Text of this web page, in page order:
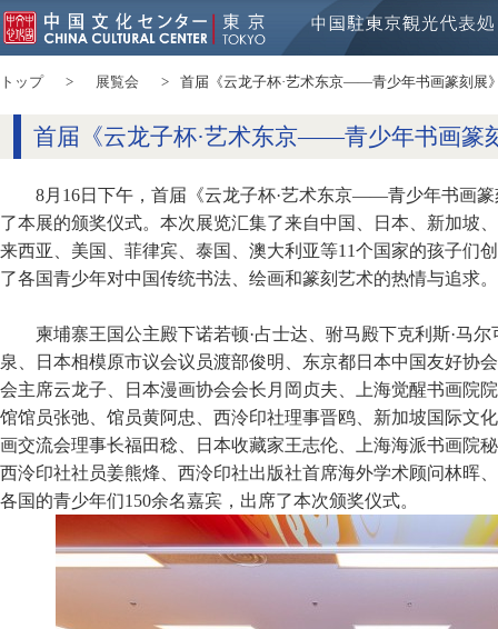
トップ 展覧会 首届《云龙子杯·艺术东京——青少年书画篆刻展
首届《云龙子杯·艺术东京——青少年书画篆
8月16日下午，首届《云龙子杯·艺术东京——青少年书画
了本展的颁奖仪式。本次展览汇集了来自中国、日本、新加坡
来西亚、美国、菲律宾、泰国、澳大利亚等11个国家的孩子们
了各国青少年对中国传统书法、绘画和篆刻艺术的热情与追求。
柬埔寨王国公主殿下诺若顿·占士达、驸马殿下克利斯·马
泉、日本相模原市议会议员渡部俊明、东京都日本中国友好协
会主席云龙子、日本漫画协会会长月岡贞夫、上海觉醒书画院
馆馆员张弛、馆员黄阿忠、西泠印社理事晋鸥、新加坡国际文
画交流会理事长福田稔、日本收藏家王志伦、上海海派书画院
西泠印社社员姜熊烽、西泠印社出版社首席海外学术顾问林晖
各国的青少年们150余名嘉宾，出席了本次颁奖仪式。